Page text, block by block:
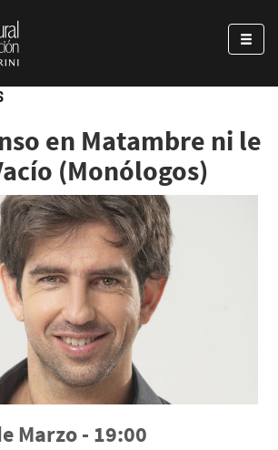
en Matambre ni le
(Monólogos)
Marzo - 19:00